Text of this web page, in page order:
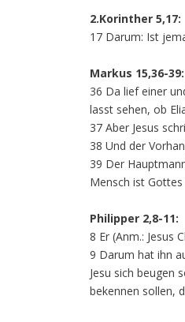
2.Korinther 5,17:
17 Darum: Ist
Markus 15,36-39:
36 Da lief einer
lasst sehen, ob
37 Aber Jesus
38 Und der
39 Der
Mensch ist
Philipper 2,8-11:
8 Er (Anm.: Jesus
9 Darum hat ihn
Jesu sich beugen
bekennen sollen,